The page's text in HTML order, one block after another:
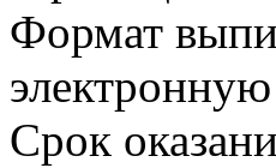
Формат
Срок